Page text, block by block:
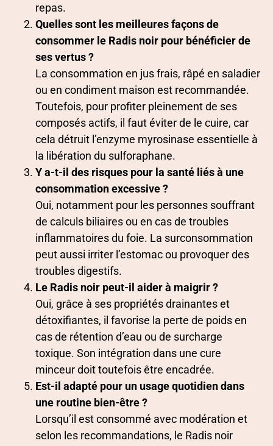
repas.
Quelles sont les meilleures façons de
consommer le Radis noir pour bénéficier de
ses vertus ?
La consommation en jus frais, râpé en saladier
ou en condiment maison est recommandée.
Toutefois, pour profiter pleinement de ses
composés actifs, il faut éviter de le cuire, car
cela détruit l’enzyme myrosinase essentielle à
la libération du sulforaphane.
Y a-t-il des risques pour la santé liés à une
consommation excessive ?
Oui, notamment pour les personnes souffrant
de calculs biliaires ou en cas de troubles
inflammatoires du foie. La surconsommation
peut aussi irriter l’estomac ou provoquer des
troubles digestifs.
Le Radis noir peut-il aider à maigrir ?
Oui, grâce à ses propriétés drainantes et
détoxifiantes, il favorise la perte de poids en
cas de rétention d’eau ou de surcharge
toxique. Son intégration dans une cure
minceur doit toutefois être encadrée.
Est-il adapté pour un usage quotidien dans
une routine bien-être ?
Lorsqu’il est consommé avec modération et
selon les recommandations, le Radis noir